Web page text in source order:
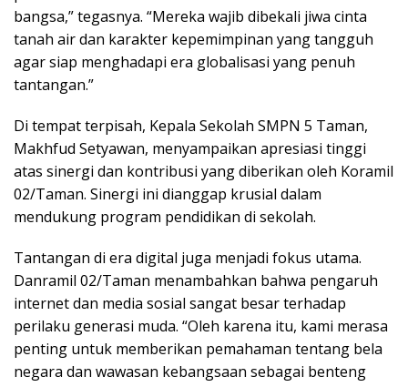
bangsa,” tegasnya. “Mereka wajib dibekali jiwa cinta
tanah air dan karakter kepemimpinan yang tangguh
agar siap menghadapi era globalisasi yang penuh
tantangan.”
Di tempat terpisah, Kepala Sekolah SMPN 5 Taman,
Makhfud Setyawan, menyampaikan apresiasi tinggi
atas sinergi dan kontribusi yang diberikan oleh Koramil
02/Taman. Sinergi ini dianggap krusial dalam
mendukung program pendidikan di sekolah.
Tantangan di era digital juga menjadi fokus utama.
Danramil 02/Taman menambahkan bahwa pengaruh
internet dan media sosial sangat besar terhadap
perilaku generasi muda. “Oleh karena itu, kami merasa
penting untuk memberikan pemahaman tentang bela
negara dan wawasan kebangsaan sebagai benteng